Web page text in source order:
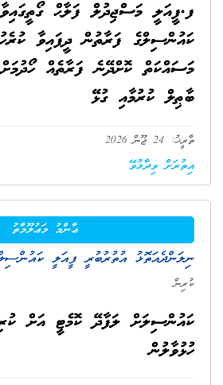
ފ.ފީއަލީ މަސްޖިދުލް ފަލާޙް
ކައުންސިލްގެ ފަރާތުން ދީފައިވާ
މަސައްކަތް ކޮށްދޭނެ ފަރާތެއް
ބާޠިލް ކުރުމާއި ގުޅޭ
ތާރީޚު: 24 ޖޫން 2026
އިތުރަށް ވިދާޅުވޭ
ޢާންމު މަޢުލޫމާތު
ނިލަންދެއަތޮޅު އުތުރުބުރީ ފީއަލީ
ކުރިން
ކައުންސިލަށް ލަފާދޭ ކޮމެޓީ އަށް
ހުޅުވާލުން